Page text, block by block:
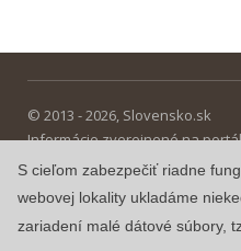
© 2013 - 2026, Slovensko.sk
Informácie zverejnené na
majú informatívny charakter.
S cieľom zabezpečiť riadne
webovej lokality ukladáme
zariadení malé dátové súbory,